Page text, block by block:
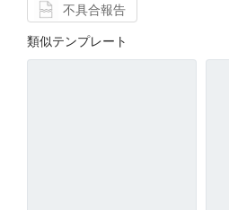
不具合報告
類似テンプレート